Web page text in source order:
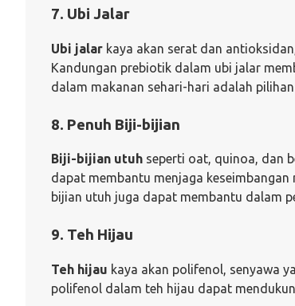
7. Ubi Jalar
Ubi jalar kaya akan serat dan
Kandungan prebiotik dalam ubi jalar
dalam makanan sehari-hari adalah
8. Penuh Biji-bijian
Biji-bijian utuh seperti oat, quinoa, dan
dapat membantu menjaga
bijian utuh juga dapat membantu dalam
9. Teh Hijau
Teh hijau kaya akan polifenol, senyawa
polifenol dalam teh hijau dapat